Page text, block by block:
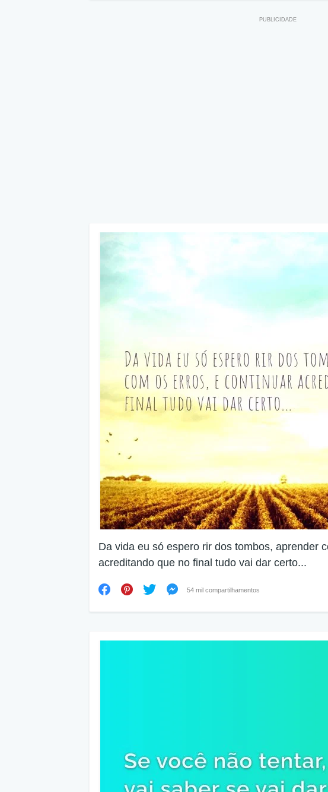
Da vida eu só espero rir dos tombos, aprender
acreditando que no final tudo vai dar certo...
54 mil compartilhamentos